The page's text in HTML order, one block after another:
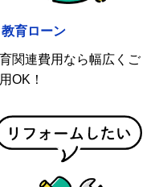
教育ローン
関連費用なら幅広くご
OK！